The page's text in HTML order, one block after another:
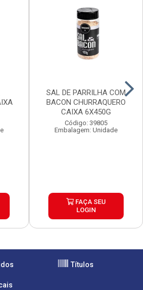
SAL DE PARRILHA COM
BACON CHURRAQUERO
CAIXA 6X450G
Código: 39805
Embalagem: Unidade
FAÇA SEU
LOGIN
Títulos